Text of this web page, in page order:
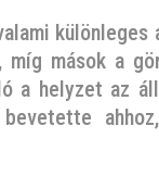
különleges
míg mások a
a helyzet az